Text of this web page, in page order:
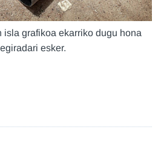
grafikoa ekarriko dugu hona
esker.